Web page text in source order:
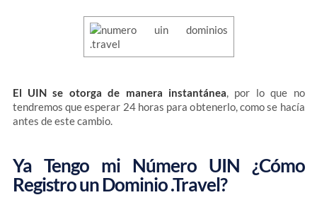
El UIN se otorga de manera instantánea, por lo que no
tendremos que esperar 24 horas para obtenerlo, como se hacía
antes de este cambio.
Ya Tengo mi Número UIN ¿Cómo
Registro un Dominio .Travel?